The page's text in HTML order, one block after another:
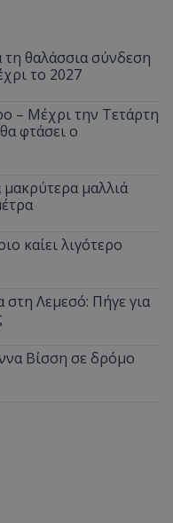
τη θαλάσσια σύνδεση
το 2027
– Μέχρι την Τετάρτη
φτάσει ο
μακρύτερα μαλλιά
καίει λιγότερο
στη Λεμεσό: Πήγε για
Βίσση σε δρόμο
Cloudflare Inc.